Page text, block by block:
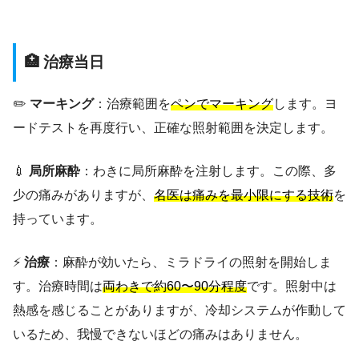
🏥 治療当日
✏️ マーキング：治療範囲をペンでマーキングします。ヨ
ードテストを再度行い、正確な照射範囲を決定します。
💉 局所麻酔 ：わきに局所麻酔を注射します。この際、多
少の痛みがありますが、 名医は痛みを最小限にする技術を
持っています。
⚡ 治療 ：麻酔が効いたら、ミラドライの照射を開始しま
す。治療時間は両わきで約60〜90分程度です。照射中は
熱感を感じることがありますが、冷却システムが作動して
いるため、我慢できないほどの痛みはありません。